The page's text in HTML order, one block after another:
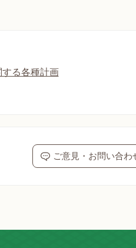
る各種計画
ご意見・お問い合わ